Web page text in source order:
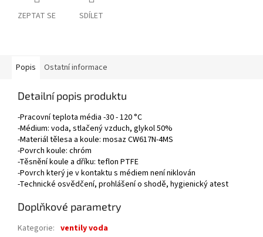
ZEPTAT SE SDÍLET
Popis Ostatní informace
Detailní popis produktu
-Pracovní teplota média -30 - 120 °C
-Médium: voda, stlačený vzduch, glykol 50%
-Materiál tělesa a koule: mosaz CW617N-4MS
-Povrch koule: chróm
-Těsnění koule a dříku: teflon PTFE
-Povrch který je v kontaktu s médiem není niklován
-Technické osvědčení, prohlášení o shodě, hygienický atest
Doplňkové parametry
Kategorie: ventily voda